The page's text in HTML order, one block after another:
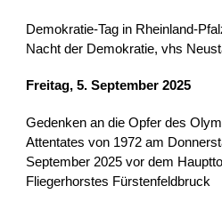
Demokratie-Tag in Rheinland-
Nacht der Demokratie, vhs
Freitag, 5. September 2025
Gedenken an die Opfer des
Attentates von 1972 am
September 2025 vor dem
Fliegerhorstes Fürstenfeldbruck